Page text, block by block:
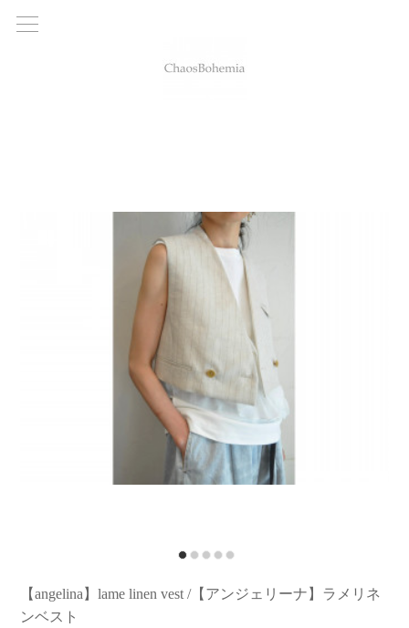
【angelina】lame linen vest /【アンジェリーナ】ラメリネ
ンベスト